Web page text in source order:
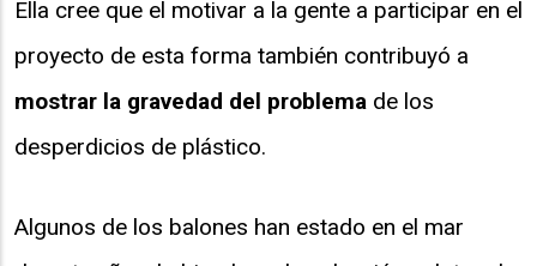
Ella cree que el motivar a la gente a participar en el
proyecto de esta forma también contribuyó a
mostrar la gravedad del problema de los
desperdicios de plástico.
Algunos de los balones han estado en el mar